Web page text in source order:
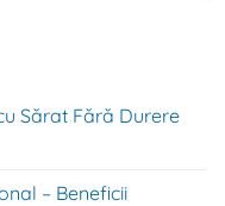
Sărat Fără Durere
– Beneficii